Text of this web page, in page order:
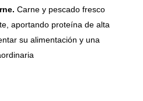
Carne y pescado fresco
aportando proteína de alta
su alimentación y una